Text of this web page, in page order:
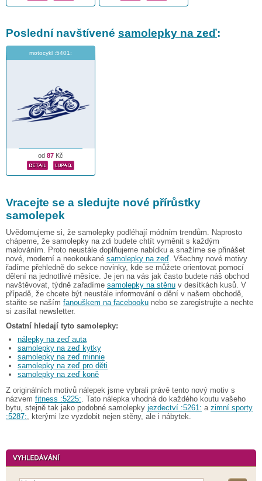
Poslední navštívené samolepky na zeď:
motocykl :5401:
od 87 Kč
Vracejte se a sledujte nové přírůstky
samolepek
Uvědomujeme si, že samolepky podléhají módním trendům. Naprosto
chápeme, že samolepky na zdi budete chtít vyměnit s každým
malováním. Proto neustále doplňujeme nabídku a snažíme se přinášet
nové, moderní a neokoukané samolepky na zeď. Všechny nové motivy
řadíme přehledně do sekce novinky, kde se můžete orientovat pomocí
dělení na jednotlivé měsíce. Je jen na vás jak často budete náš obchod
navštěvovat, týdně zařadíme samolepky na stěnu v desítkách kusů. V
případě, že chcete být neustále informování o dění v našem obchodě,
staňte se naším fanouškem na facebooku nebo se zaregistrujte a nechte
si zasílat newsletter.
Ostatní hledají tyto samolepky:
nálepky na zeď auta
samolepky na zeď kytky
samolepky na zeď minnie
samolepky na zeď pro děti
samolepky na zeď koně
Z originálních motivů nálepek jsme vybrali právě tento nový motiv s
názvem fitness :5225: . Tato nálepka vhodná do každého koutu vašeho
bytu, stejně tak jako podobné samolepky jezdectví :5261: a zimní sporty
:5287: , kterými lze vyzdobit nejen stěny, ale i nábytek.